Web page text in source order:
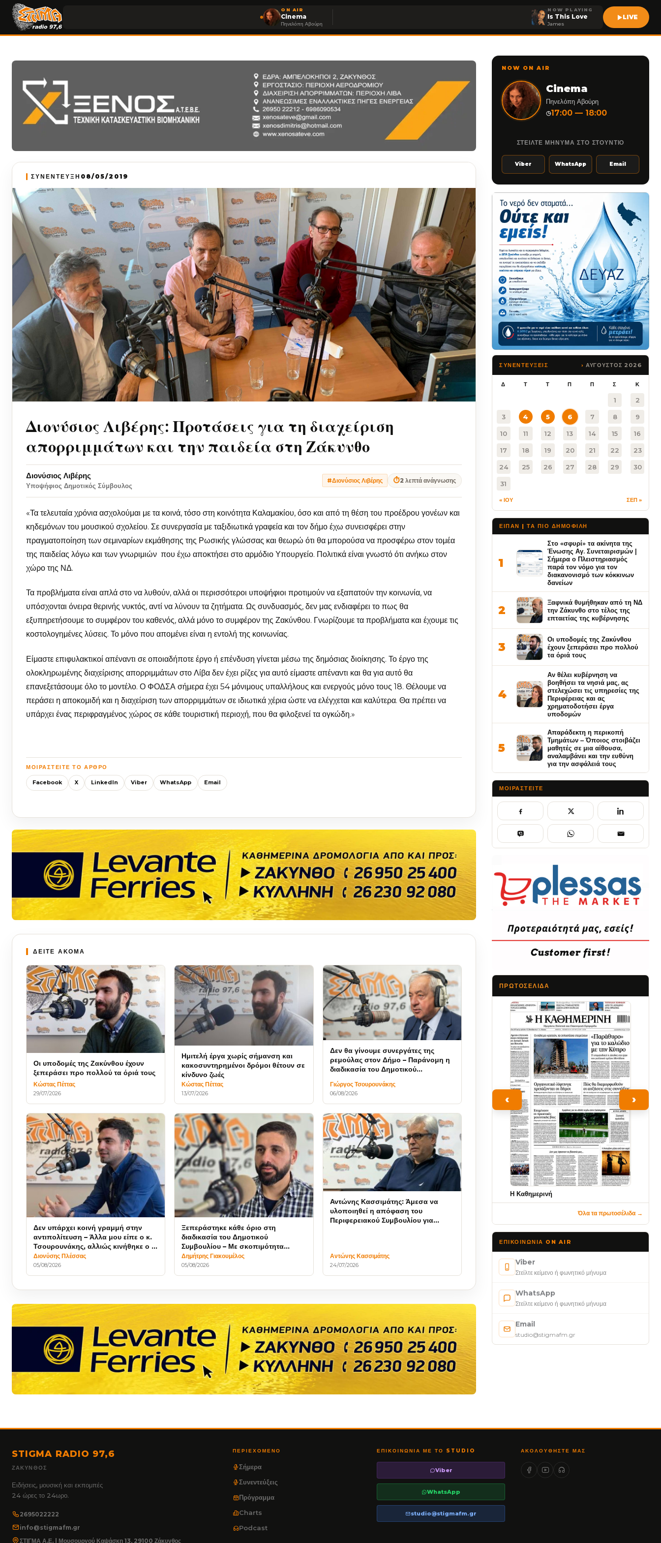
ON AIR
Cinema
Πηνελόπη Αβούρη
NOW PLAYING
Is This Love
James
LIVE
ΣΥΝΕΝΤΕΥΞΗ 08/05/2019
Διονύσιος Λιβέρης: Προτάσεις για τη διαχείριση
απορριμμάτων και την παιδεία στη Ζάκυνθο
Διονύσιος Λιβέρης
Υποψήφιος Δημοτικός Σύμβουλος
#Διονύσιος Λιβέρης ⏱2 λεπτά ανάγνωσης
«Τα τελευταία χρόνια ασχολούμαι με τα κοινά, τόσο στη κοινότητα Καλαμακίου, όσο και από τη θέση του προέδρου γονέων και
κηδεμόνων του μουσικού σχολείου. Σε συνεργασία με ταξιδιωτικά γραφεία και τον δήμο έχω συνεισφέρει στην
πραγματοποίηση των σεμιναρίων εκμάθησης της Ρωσικής γλώσσας και θεωρώ ότι θα μπορούσα να προσφέρω στον τομέα
της παιδείας λόγω και των γνωριμιών που έχω αποκτήσει στο αρμόδιο Υπουργείο. Πολιτικά είναι γνωστό ότι ανήκω στον
χώρο της ΝΔ.
Τα προβλήματα είναι απλά στο να λυθούν, αλλά οι περισσότεροι υποψήφιοι προτιμούν να εξαπατούν την κοινωνία, να
υπόσχονται όνειρα θερινής νυκτός, αντί να λύνουν τα ζητήματα. Ως συνδυασμός, δεν μας ενδιαφέρει το πως θα
εξυπηρετήσουμε το συμφέρον του καθενός, αλλά μόνο το συμφέρον της Ζακύνθου. Γνωρίζουμε τα προβλήματα και έχουμε τις
κοστολογημένες λύσεις. Το μόνο που απομένει είναι η εντολή της κοινωνίας.
Είμαστε επιφυλακτικοί απέναντι σε οποιαδήποτε έργο ή επένδυση γίνεται μέσω της δημόσιας διοίκησης. Το έργο της
ολοκληρωμένης διαχείρισης απορριμμάτων στο Λίβα δεν έχει ρίζες για αυτό είμαστε απέναντι και θα για αυτό θα
επανεξετάσουμε όλο το μοντέλο. Ο ΦΟΔΣΑ σήμερα έχει 54 μόνιμους υπαλλήλους και ενεργούς μόνο τους 18. Θέλουμε να
περάσει η αποκομιδή και η διαχείριση των απορριμμάτων σε ιδιωτικά χέρια ώστε να ελέγχεται και καλύτερα. Θα πρέπει να
υπάρχει ένας περιφραγμένος χώρος σε κάθε τουριστική περιοχή, που θα φιλοξενεί τα ογκώδη.»
ΜΟΙΡΑΣΤΕΊΤΕ ΤΟ ΆΡΘΡΟ
Facebook X LinkedIn Viber WhatsApp Email
ΔΕΙΤΕ ΑΚΟΜΑ
Οι υποδομές της Ζακύνθου έχουν
ξεπεράσει προ πολλού τα όριά τους
Κώστας Πέττας
29/07/2026
Ημιτελή έργα χωρίς σήμανση και
κακοσυντηρημένοι δρόμοι θέτουν σε
κίνδυνο ζωές
Κώστας Πέττας
13/07/2026
Δεν θα γίνουμε συνεργάτες της
ρεμούλας στον Δήμο – Παράνομη η
διαδικασία του Δημοτικού
Γιώργος Τσουρουνάκης
06/08/2026
Δεν υπάρχει κοινή γραμμή στην
αντιπολίτευση – Άλλα μου είπε ο κ.
Τσουρουνάκης, αλλιώς κινήθηκε ο κ.
Γιακουμέλος
Διονύσης Πλέσσας
05/08/2026
Ξεπεράστηκε κάθε όριο στη
διαδικασία του Δημοτικού
Συμβουλίου – Με σκοπιμότητα
κινήθηκε η Δημοτική Αρχή
Δημήτρης Γιακουμέλος
05/08/2026
Αντώνης Κασσιμάτης: Άμεσα να
υλοποιηθεί η απόφαση του
Περιφερειακού Συμβουλίου για
Αντώνης Κασσιμάτης
24/07/2026
NOW ON AIR
Cinema
Πηνελόπη Αβούρη
◷17:00 — 18:00
ΣΤΕΙΛΤΕ ΜΗΝΥΜΑ ΣΤΟ ΣΤΟΥΝΤΙΟ
Viber WhatsApp Email
ΣΥΝΕΝΤΕΥΞΕΙΣ ΑΥΓΟΥΣΤΟΣ 2026
Δ Τ Τ Π Π Σ Κ
1 2
3 4 5 6 7 8 9
10 11 12 13 14 15 16
17 18 19 20 21 22 23
24 25 26 27 28 29 30
31
« ΙΟΥ ΣΕΠ »
ΕΙΠΑΝ | ΤΑ ΠΙΟ ΔΗΜΟΦΙΛΉ
1
Στο «σφυρί» τα ακίνητα της
Ένωσης Αγ. Συνεταιρισμών |
Σήμερα ο Πλειστηριασμός
παρά τον νόμο για τον
διακανονισμό των κόκκινων
δανείων
2
Ξαφνικά θυμήθηκαν από τη ΝΔ
την Ζάκυνθο στο τέλος της
επταετίας της κυβέρνησης
3
Οι υποδομές της Ζακύνθου
έχουν ξεπεράσει προ πολλού
τα όριά τους
4
Αν θέλει κυβέρνηση να
βοηθήσει τα νησιά μας, ας
στελεχώσει τις υπηρεσίες της
Περιφέρειας και ας
χρηματοδοτήσει έργα
υποδομών
5
Απαράδεκτη η περικοπή
Τμημάτων – Όποιος στοιβάζει
μαθητές σε μια αίθουσα,
αναλαμβάνει και την ευθύνη
για την ασφάλειά τους
ΜΟΙΡΑΣΤΕΊΤΕ
ΠΡΩΤΟΣΈΛΙΔΑ
‹
Η Καθημερινή
›
Όλα τα πρωτοσέλιδα →
ΕΠΙΚΟΙΝΩΝΊΑ ON AIR
Viber
Στείλτε κείμενο ή φωνητικό μήνυμα
WhatsApp
Στείλτε κείμενο ή φωνητικό μήνυμα
Email
studio@stigmafm.gr
STIGMA RADIO 97,6
ΖΆΚΥΝΘΟΣ
Ειδήσεις, μουσική και εκπομπές
24 ώρες το 24ωρο.
2695022222
info@stigmafm.gr
ΣΤΙΓΜΑ Α.Ε. | Μουσουργού Καψάσκη 13, 29100 Ζάκυνθος
ΠΕΡΙΕΧΌΜΕΝΟ
Σήμερα
Συνεντεύξεις
Πρόγραμμα
Charts
Podcast
ΕΠΙΚΟΙΝΩΝΊΑ ΜΕ ΤΟ STUDIO
Viber
WhatsApp
studio@stigmafm.gr
ΑΚΟΛΟΥΘΉΣΤΕ ΜΑΣ